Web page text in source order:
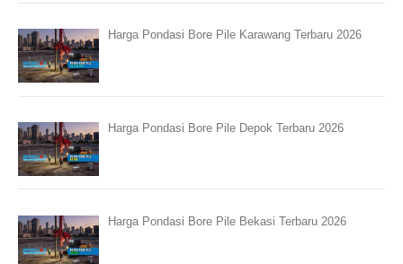
Harga Pondasi Bore Pile Karawang Terbaru 2026
Harga Pondasi Bore Pile Depok Terbaru 2026
Harga Pondasi Bore Pile Bekasi Terbaru 2026